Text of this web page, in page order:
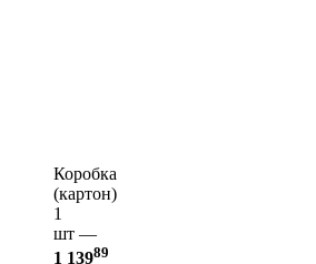
Коробка
(картон)
1
шт —
1 13989